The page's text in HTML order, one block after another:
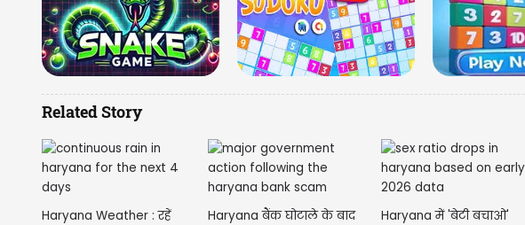
Related Story
Haryana Weather : रहें
Haryana बैंक घोटाले के बाद
Haryana में 'बेटी बचाओ'